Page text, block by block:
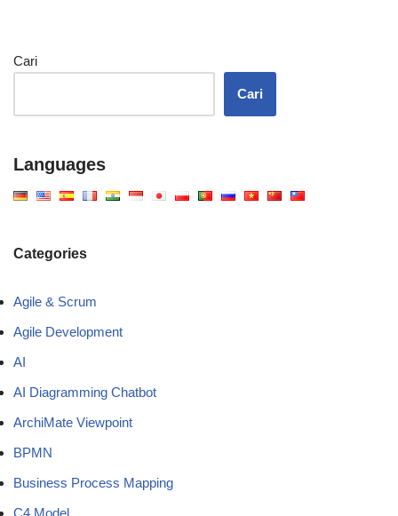
Cari
Cari
Languages
Categories
Agile & Scrum
Agile Development
AI
AI Diagramming Chatbot
ArchiMate Viewpoint
BPMN
Business Process Mapping